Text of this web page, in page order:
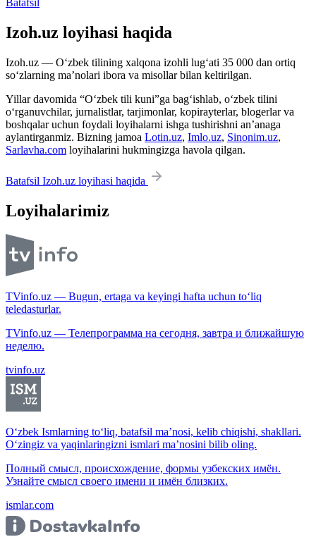
Izoh.uz loyihasi haqida
Izoh.uz — O‘zbek tilining xalqona izohli lug‘ati 35 000 dan ortiq
so‘zlarning ma’nolari ibora va misollar bilan keltirilgan.
Yillar davomida “O‘zbek tili kuni”ga bag‘ishlab, o‘zbek tilini
o‘rganuvchilar, jurnalistlar, tarjimonlar, kopirayterlar, blogerlar va
boshqalar uchun foydali loyihalarni ishga tushirishni an’anaga
aylantirganmiz. Bizning jamoa Lotin.uz, Imlo.uz, Sinonim.uz,
Sarlavha.com loyihalarini hukmingizga havola qilgan.
Batafsil Izoh.uz loyihasi haqida
Loyihalarimiz
TVinfo.uz — Bugun, ertaga va keyingi hafta uchun to‘liq
teledasturlar.
TVinfo.uz — Телепрограмма на сегодня, завтра и ближайшую
неделю.
tvinfo.uz
O‘zbek Ismlarning to‘liq, batafsil ma’nosi, kelib chiqishi, shakllari.
O‘zingiz va yaqinlaringizni ismlari ma’nosini bilib oling.
Полный смысл, происхождение, формы узбекских имён.
Узнайте смысл своего имени и имён близких.
ismlar.com